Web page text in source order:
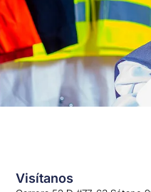
Visítanos